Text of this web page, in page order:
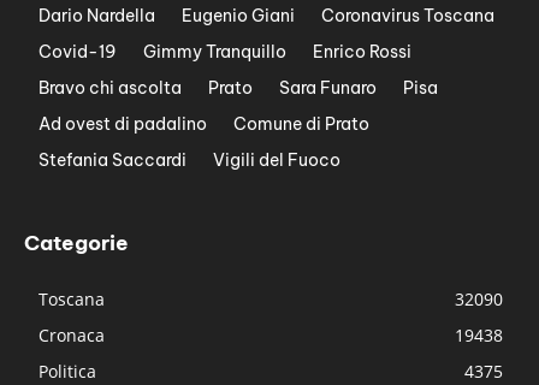
Dario Nardella
Eugenio Giani
Coronavirus Toscana
Covid-19
Gimmy Tranquillo
Enrico Rossi
Bravo chi ascolta
Prato Sara Funaro
Pisa
Ad ovest di padalino
Comune di Prato
Stefania Saccardi
Vigili del Fuoco
Categorie
Toscana
32090
Cronaca
19438
Politica
4375